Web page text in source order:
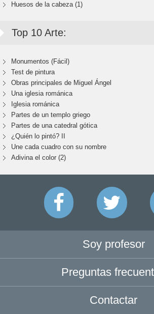
Huesos de la cabeza (1)
Top 10 Arte:
Monumentos (Fácil)
Test de pintura
Obras principales de Miguel Ángel
Una iglesia románica
Iglesia románica
Partes de un templo griego
Partes de una catedral gótica
¿Quién lo pintó? II
Une cada cuadro con su nombre
Adivina el color (2)
Soy profesor
Preguntas
Contactar